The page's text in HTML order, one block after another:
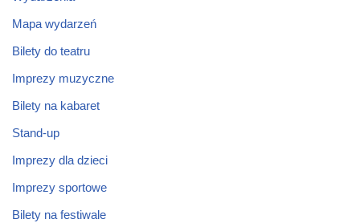
Mapa wydarzeń
Bilety do teatru
Imprezy muzyczne
Bilety na kabaret
Stand-up
Imprezy dla dzieci
Imprezy sportowe
Bilety na festiwale